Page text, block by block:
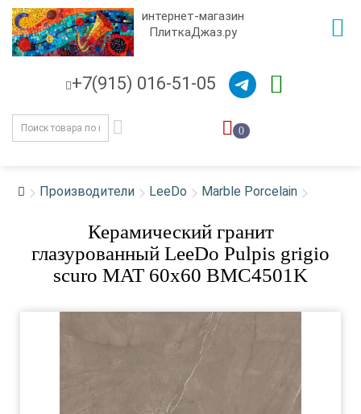
интернет-магазин
ПлиткаДжаз.ру
+7(915) 016-51-05
0
Производители LeeDo Marble Porcelain
Керамический гранит
глазурованный LeeDo Pulpis grigio
scuro MAT 60x60 BMC4501K